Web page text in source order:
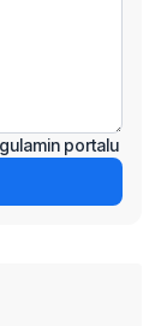
portalu